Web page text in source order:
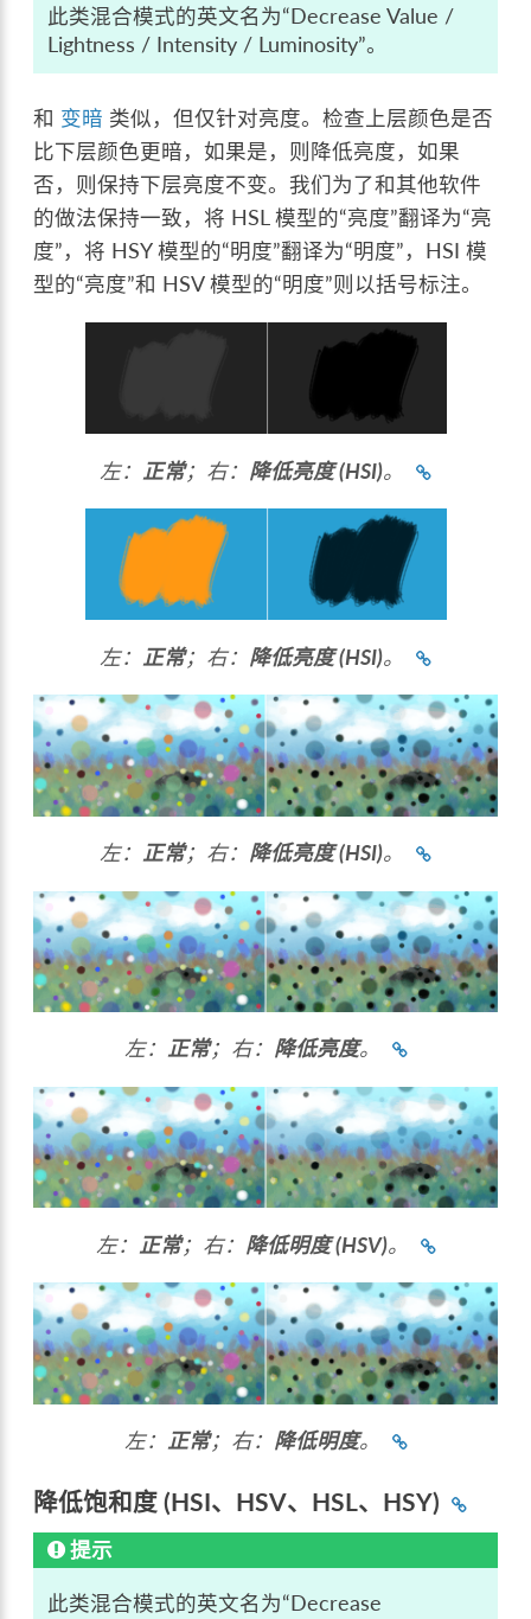
此类混合模式的英文名为“Decrease Value /
Lightness / Intensity / Luminosity”。
和 变暗 类似，但仅针对亮度。检查上层颜色是否
比下层颜色更暗，如果是，则降低亮度，如果
否，则保持下层亮度不变。我们为了和其他软件
的做法保持一致，将 HSL 模型的“亮度”翻译为“亮
度”，将 HSY 模型的“明度”翻译为“明度”，HSI 模
型的“亮度”和 HSV 模型的“明度”则以括号标注。
左： 正常；右： 降低亮度 (HSI)。
左： 正常；右： 降低亮度 (HSI)。
左： 正常；右： 降低亮度 (HSI)。
左： 正常；右： 降低亮度。
左： 正常；右： 降低明度 (HSV)。
左： 正常；右： 降低明度。
降低饱和度 (HSI、HSV、HSL、HSY)
提示
此类混合模式的英文名为“Decrease